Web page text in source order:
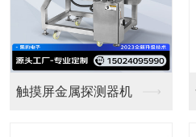
铝箔金检重检一体机